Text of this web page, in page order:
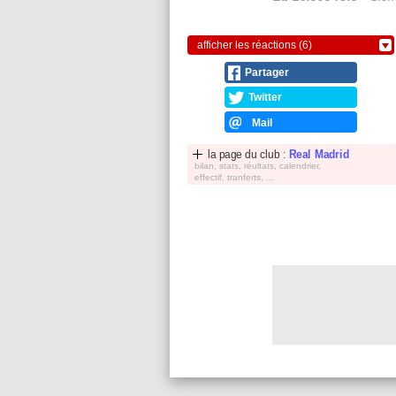
afficher les réactions (6)
Partager
Twitter
Mail
la page du club : Real Madrid
bilan, stats, réultats, calendrier,
effectif, tranferts, ...